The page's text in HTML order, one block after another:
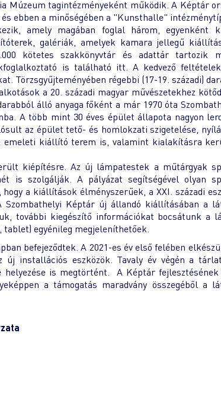
Múzeum tagintézményeként működik. A Képtár
ebben a minőségében a "Kunsthalle"
amely magában foglal három, egyenként
galériák, amelyek kamara jellegű
kötetes szakkönyvtár és adattár tartozik
is található itt. A kedvező
Törzsgyűjteményében régebbi (17-19. századi)
a 20. századi magyar művészetekhez
álló anyaga főként a már 1970 óta
A több mint 30 éves épület állapota nagyon
az épület tető- és homlokzati szigetelése,
emeleti kiállító terem is, valamint kialakításra
kiépítésre. Az új lámpatestek a műtárgyak
is szolgálják. A pályázat segítségével olyan
a kiállítások élményszerűek, a XXI. századi
Képtár új állandó kiállításában a
további kiegészítő információkat bocsátunk a
egyénileg megjeleníthetőek.
befejeződtek. A 2021-es év első felében
installációs eszközök. Tavaly év végén a
helyezése is megtörtént. A Képtár
a támogatás maradvány összegéből a